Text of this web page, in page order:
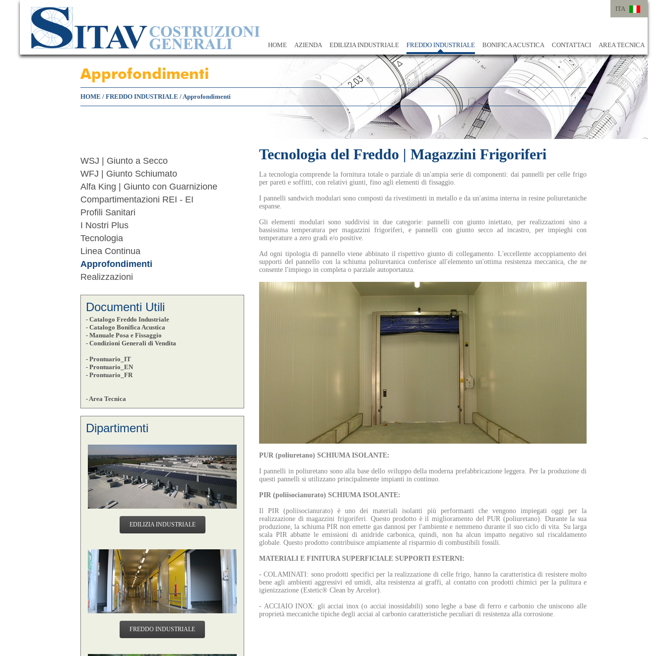
ITA
ENG
HOME AZIENDA EDILIZIA INDUSTRIALE FREDDO INDUSTRIALE BONIFICA ACUSTICA CONTATTACI AREA TECNICA
Approfondimenti
HOME / FREDDO INDUSTRIALE /Approfondimenti
WSJ | Giunto a Secco
WFJ | Giunto Schiumato
Alfa King | Giunto con Guarnizione
Compartimentazioni REI - EI
Profili Sanitari
I Nostri Plus
Tecnologia
Linea Continua
Approfondimenti
Realizzazioni
Documenti Utili
- Catalogo Freddo Industriale
- Catalogo Bonifica Acustica
- Manuale Posa e Fissaggio
- Condizioni Generali di Vendita
- Prontuario_IT
- Prontuario_EN
- Prontuario_FR
- Area Tecnica
Dipartimenti
EDILIZIA INDUSTRIALE
FREDDO INDUSTRIALE
Tecnologia del Freddo | Magazzini Frigoriferi
La tecnologia comprende la fornitura totale o parziale di un'ampia serie di componenti: dai pannelli per celle frigo
per pareti e soffitti, con relativi giunti, fino agli elementi di fissaggio.
I pannelli sandwich modulari sono composti da rivestimenti in metallo e da un'anima interna in resine poliuretaniche
espanse.
Gli elementi modulari sono suddivisi in due categorie: pannelli con giunto iniettato, per realizzazioni sino a
bassissima temperatura per magazzini frigoriferi, e pannelli con giunto secco ad incastro, per impieghi con
temperature a zero gradi e/o positive.
Ad ogni tipologia di pannello viene abbinato il rispettivo giunto di collegamento. L'eccellente accoppiamento dei
supporti del pannello con la schiuma poliuretanica conferisce all'elemento un'ottima resistenza meccanica, che ne
consente l'impiego in completa o parziale autoportanza.
PUR (poliuretano) SCHIUMA ISOLANTE:
I pannelli in poliuretano sono alla base dello sviluppo della moderna prefabbricazione leggera. Per la produzione di
questi pannelli si utilizzano principalmente impianti in continuo.
PIR (poliisocianurato) SCHIUMA ISOLANTE:
Il PIR (poliisocianurato) è uno dei materiali isolanti più performanti che vengono impiegati oggi per la
realizzazione di magazzini frigoriferi. Questo prodotto è il miglioramento del PUR (poliuretano). Durante la sua
produzione, la schiuma PIR non emette gas dannosi per l'ambiente e nemmeno durante il suo ciclo di vita. Su larga
scala PIR abbatte le emissioni di anidride carbonica, quindi, non ha alcun impatto negativo sul riscaldamento
globale. Questo prodotto contribuisce ampiamente al risparmio di combustibili fossili.
MATERIALI E FINITURA SUPERFICIALE SUPPORTI ESTERNI:
- COLAMINATI: sono prodotti specifici per la realizzazione di celle frigo, hanno la caratteristica di resistere molto
bene agli ambienti aggressivi ed umidi, alta resistenza ai graffi, al contatto con prodotti chimici per la pulitura e
igienizzazione (Estetic® Clean by Arcelor).
- ACCIAIO INOX: gli acciai inox (o acciai inossidabili) sono leghe a base di ferro e carbonio che uniscono alle
proprietà meccaniche tipiche degli acciai al carbonio caratteristiche peculiari di resistenza alla corrosione.